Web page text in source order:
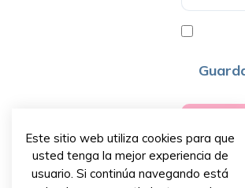
Este sitio web utiliza cookies para que
usted tenga la mejor experiencia de
usuario. Si continúa navegando está